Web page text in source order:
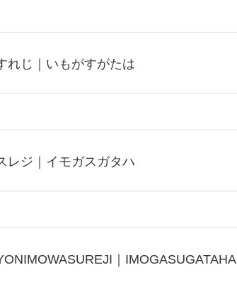
れじ｜いもがすがたは
レジ｜イモガスガタハ
｜IMOGASUGATAHA